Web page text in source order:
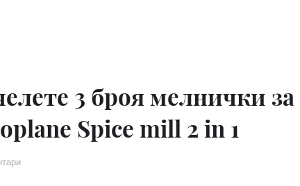
3 броя мелнички
Spice mill 2 in 1